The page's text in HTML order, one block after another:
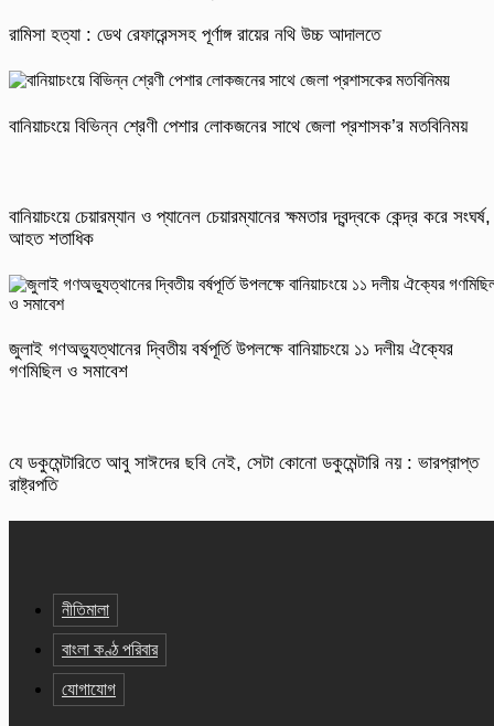
রামিসা হত্যা : ডেথ রেফারেন্সসহ পূর্ণাঙ্গ রায়ের নথি উচ্চ আদালতে
বানিয়াচংয়ে বিভিন্ন শ্রেণী পেশার লোকজনের সাথে জেলা প্রশাসক’র মতবিনিময়
বানিয়াচংয়ে চেয়ারম্যান ও প্যানেল চেয়ারম্যানের ক্ষমতার দ্বন্দ্বকে কেন্দ্র করে সংঘর্ষ,
আহত শতাধিক
জুলাই গণঅভ্যুত্থানের দ্বিতীয় বর্ষপূর্তি উপলক্ষে বানিয়াচংয়ে ১১ দলীয় ঐক্যের
গণমিছিল ও সমাবেশ
যে ডকুমেন্টারিতে আবু সাঈদের ছবি নেই, সেটা কোনো ডকুমেন্টারি নয় : ভারপ্রাপ্ত
রাষ্ট্রপতি
নীতিমালা
বাংলা কণ্ঠ পরিবার
যোগাযোগ